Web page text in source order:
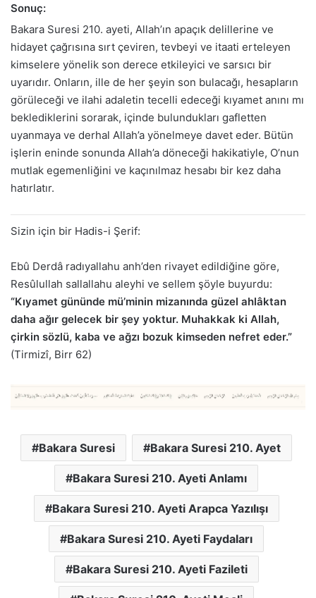
Sonuç:
Bakara Suresi 210. ayeti, Allah’ın apaçık delillerine ve
hidayet çağrısına sırt çeviren, tevbeyi ve itaati erteleyen
kimselere yönelik son derece etkileyici ve sarsıcı bir
uyarıdır. Onların, ille de her şeyin son bulacağı, hesapların
görüleceği ve ilahi adaletin tecelli edeceği kıyamet anını mı
beklediklerini sorarak, içinde bulundukları gafletten
uyanmaya ve derhal Allah’a yönelmeye davet eder. Bütün
işlerin eninde sonunda Allah’a döneceği hakikatiyle, O’nun
mutlak egemenliğini ve kaçınılmaz hesabı bir kez daha
hatırlatır.
Sizin için bir Hadis-i Şerif:
Ebû Derdâ radıyallahu anh’den rivayet edildiğine göre,
Resûlullah sallallahu aleyhi ve sellem şöyle buyurdu:
“Kıyamet gününde mü’minin mizanında güzel ahlâktan
daha ağır gelecek bir şey yoktur. Muhakkak ki Allah,
çirkin sözlü, kaba ve ağzı bozuk kimseden nefret eder.”
(Tirmizî, Birr 62)
Bakara Suresi Bakara Suresi 210. Ayet
Bakara Suresi 210. Ayeti Anlamı
Bakara Suresi 210. Ayeti Arapca Yazılışı
Bakara Suresi 210. Ayeti Faydaları
Bakara Suresi 210. Ayeti Fazileti